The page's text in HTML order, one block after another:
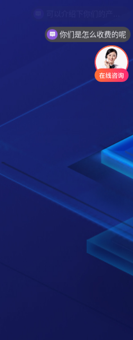
你们是怎么收费的呢